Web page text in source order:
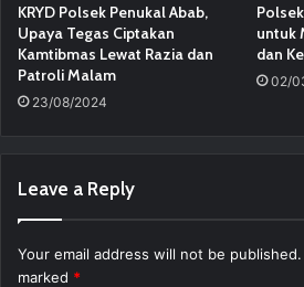
KRYD Polsek Penukal Abab,
Upaya Tegas Ciptakan
Kamtibmas Lewat Razia dan
Patroli Malam
23/08/2024
untuk
dan
02/
Leave a Reply
Your email address will not be published.
marked *